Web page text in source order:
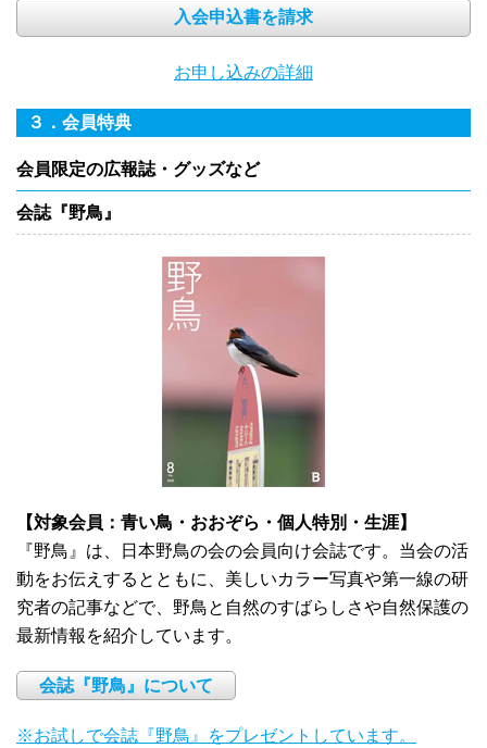
入会申込書を請求
お申し込みの詳細
３．会員特典
会員限定の広報誌・グッズなど
会誌『野鳥』
【対象会員：青い鳥・おおぞら・個人特別・生涯】
『野鳥』は、日本野鳥の会の会員向け会誌です。当会の活
動をお伝えするとともに、美しいカラー写真や第一線の研
究者の記事などで、野鳥と自然のすばらしさや自然保護の
最新情報を紹介しています。
会誌『野鳥』について
※お試しで会誌『野鳥』をプレゼントしています。